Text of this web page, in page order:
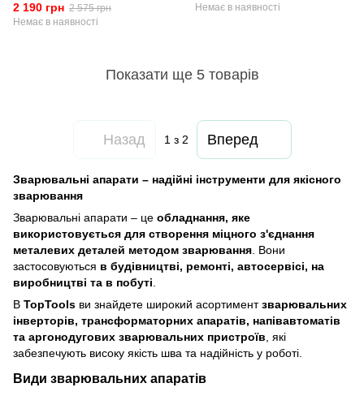
2 190 грн 2 575 грн
Немає в наявності
Немає в наявності
Показати ще 5 товарів
Назад 1 з 2 Вперед
Зварювальні апарати – надійні інструменти для якісного
зварювання
Зварювальні апарати – це обладнання, яке
використовується для створення міцного з'єднання
металевих деталей методом зварювання . Вони
застосовуються в будівництві, ремонті, автосервісі, на
виробництві та в побуті
В TopTools ви знайдете широкий асортиментзварювальних
інверторів, трансформаторних апаратів, напівавтоматів
та аргонодугових зварювальних пристроїв , які
забезпечують високу якість шва та надійність у роботі.
Види зварювальних апаратів